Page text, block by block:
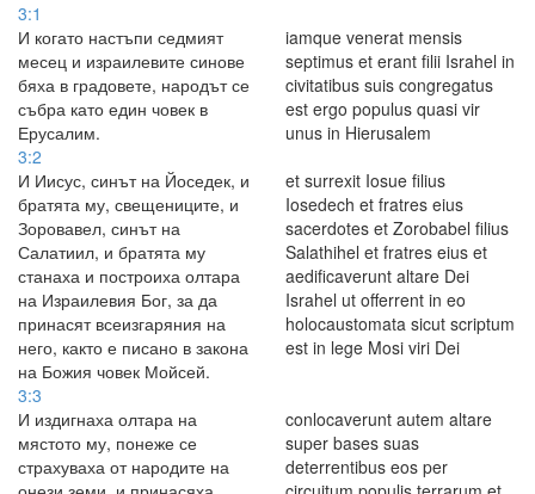
3:1
И когато настъпи седмият
месец и израилевите синове
бяха в градовете, народът се
събра като един човек в
Ерусалим.
iamque venerat mensis
septimus et erant filii Israhel in
civitatibus suis congregatus
est ergo populus quasi vir
unus in Hierusalem
3:2
И Иисус, синът на Йоседек, и
братята му, свещениците, и
Зоровавел, синът на
Салатиил, и братята му
станаха и построиха олтара
на Израилевия Бог, за да
принасят всеизгаряния на
него, както е писано в закона
на Божия човек Мойсей.
et surrexit Iosue filius
Iosedech et fratres eius
sacerdotes et Zorobabel filius
Salathihel et fratres eius et
aedificaverunt altare Dei
Israhel ut offerrent in eo
holocaustomata sicut scriptum
est in lege Mosi viri Dei
3:3
И издигнаха олтара на
мястото му, понеже се
страхуваха от народите на
conlocaverunt autem altare
super bases suas
deterrentibus eos per